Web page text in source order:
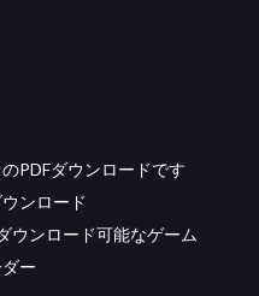
PDFダウンロードです
ンロード
ウンロード可能なゲーム
ー